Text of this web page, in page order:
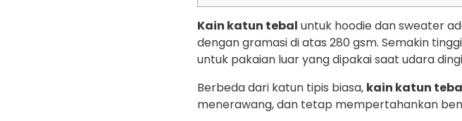
Kain katun tebal untuk hoodie dan sweater
dengan gramasi di atas 280 gsm. Semakin
untuk pakaian luar yang dipakai saat udara
Berbeda dari katun tipis biasa, kain katun
menerawang, dan tetap mempertahankan